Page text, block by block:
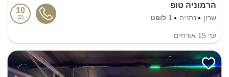
הרמוניה טופ
שרון נתניה 1 לופט
10
2
עד 15 אורחים